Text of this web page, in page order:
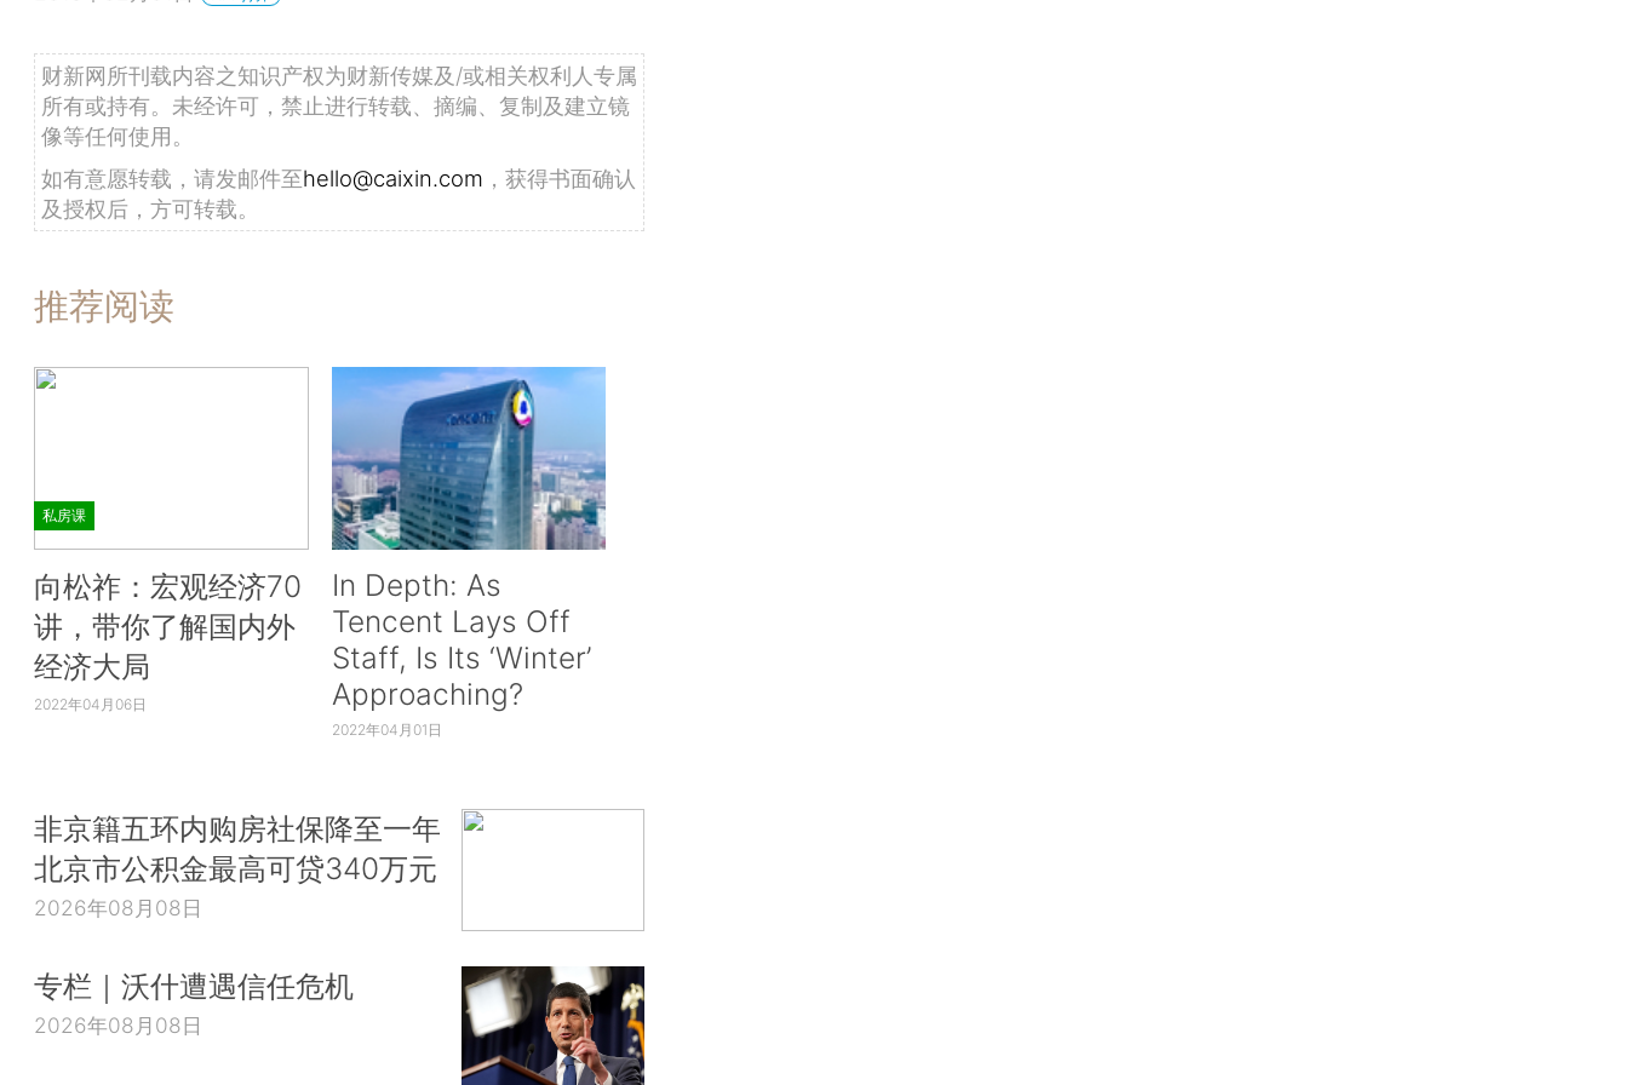
财新网所刊载内容之知识产权为财新传媒及/或相关权利人专属
所有或持有。未经许可，禁止进行转载、摘编、复制及建立镜
像等任何使用。
如有意愿转载，请发邮件至hello@caixin.com ，获得书面确认
及授权后，方可转载。
推荐阅读
私房课
向松祚：宏观经济70
讲，带你了解国内外
经济大局
2022年04月06日
In Depth: As
Tencent Lays Off
Staff, Is Its ‘Winter’
Approaching?
2022年04月01日
非京籍五环内购房社保降至一年
北京市公积金最高可贷340万元
2026年08月08日
专栏｜沃什遭遇信任危机
2026年08月08日